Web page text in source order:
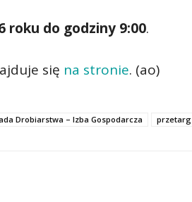
roku do godziny 9:00.
się na stronie. (ao)
Drobiarstwa – Izba Gospodarcza przetarg